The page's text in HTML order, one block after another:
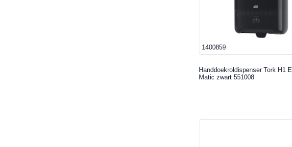
1400859
Handdoekroldispenser Tork H1
Matic zwart 551008